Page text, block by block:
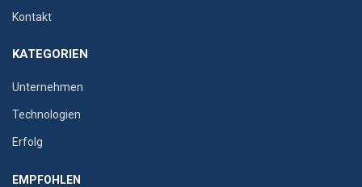
Kontakt
KATEGORIEN
Unternehmen
Technologien
Erfolg
EMPFOHLEN